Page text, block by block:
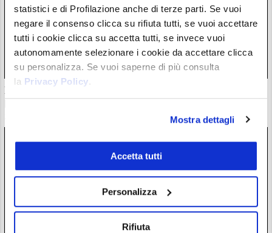
statistici e di Profilazione anche di terze parti. Se vuoi
negare il consenso clicca su rifiuta tutti, se vuoi accettare
tutti i cookie clicca su accetta tutti, se invece vuoi
autonomamente selezionare i cookie da accettare clicca
su personalizza. Se vuoi saperne di più consulta
la Privacy Policy.
Mostra dettagli
Accetta tutti
Personalizza
Rifiuta
Il “nuovo Warren Buffett” crolla insieme all’AI. Da marzo
però è ancora leader